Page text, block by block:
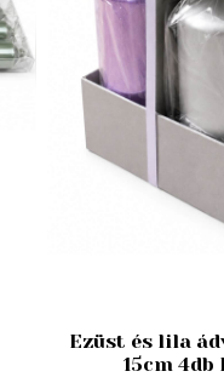
Ezüst és lila
15cm